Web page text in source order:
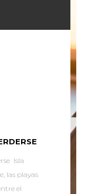
Isla
las playas
el